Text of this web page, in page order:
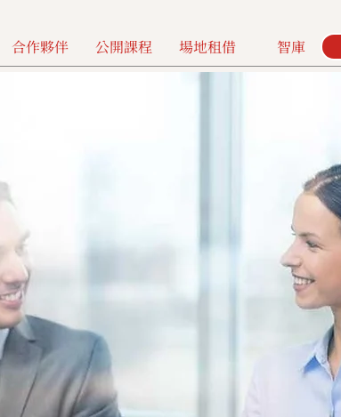
合作夥伴 公開課程 場地租借 智庫